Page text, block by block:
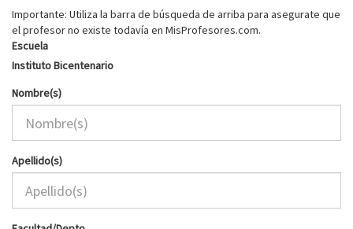
Importante: Utiliza la barra de búsqueda de arriba para asegurate que
el profesor no existe todavía en MisProfesores.com.
Escuela
Instituto Bicentenario
Nombre(s)
Apellido(s)